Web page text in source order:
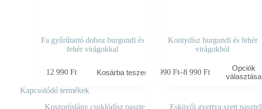
Fa gyűrűtartó doboz burgundi és
fehér virágokkal
12 990 Ft Kosárba teszem
Kontydísz burgundi és fehér
virágokból
7 990 Ft–8 990 Ft
Ártartomány:
-
Opciók
választása
Kapcsolódó termékek